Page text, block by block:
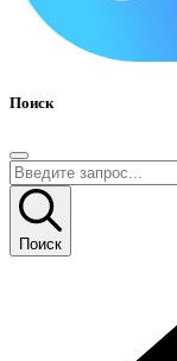
Поиск
Поиск